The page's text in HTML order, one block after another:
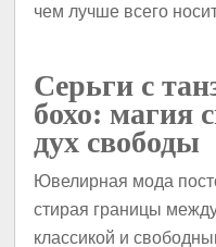
чем лучше всего
Серьги с
бохо: магия
дух свободы
Ювелирная мода
стирая границы
классикой и